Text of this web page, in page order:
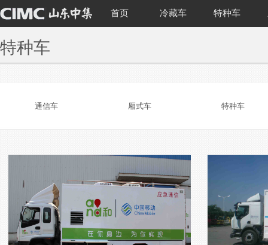
首页 冷藏车 特种车
特种车
通信车 厢式车 特种车